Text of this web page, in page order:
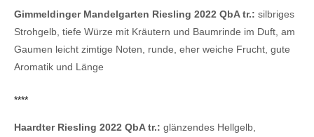
Gimmeldinger Mandelgarten Riesling 2022 QbA tr.: silbriges
Strohgelb, tiefe Würze mit Kräutern und Baumrinde im Duft, am
Gaumen leicht zimtige Noten, runde, eher weiche Frucht, gute
Aromatik und Länge
****
Haardter Riesling 2022 QbA tr.: glänzendes Hellgelb,